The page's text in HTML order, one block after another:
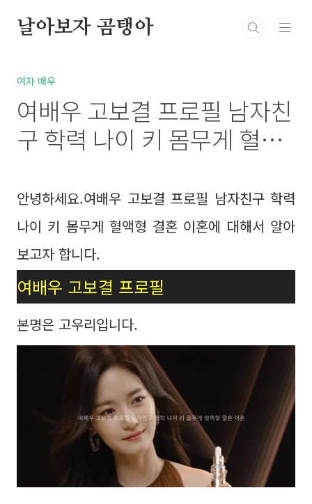
날아보자 곰탱아
정치
여자 배우
여배우 고보결 프로필 남자친
구 학력 나이 키 몸무게 혈액
안녕하세요.여배우 고보결 프로필 남자친구 학력
나이 키 몸무게 혈액형 결혼 이혼에 대해서 알아
보고자 합니다.
여배우 고보결 프로필
본명은 고우리입니다.